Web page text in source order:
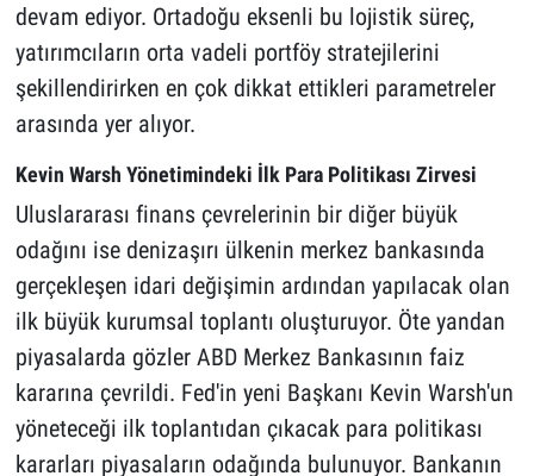
devam ediyor. Ortadoğu eksenli bu lojistik süreç,
yatırımcıların orta vadeli portföy stratejilerini
şekillendirirken en çok dikkat ettikleri parametreler
arasında yer alıyor.
Kevin Warsh Yönetimindeki İlk Para Politikası Zirvesi
Uluslararası finans çevrelerinin bir diğer büyük
odağını ise denizaşırı ülkenin merkez bankasında
gerçekleşen idari değişimin ardından yapılacak olan
ilk büyük kurumsal toplantı oluşturuyor. Öte yandan
piyasalarda gözler ABD Merkez Bankasının faiz
kararına çevrildi. Fed'in yeni Başkanı Kevin Warsh'un
yöneteceği ilk toplantıdan çıkacak para politikası
kararları piyasaların odağında bulunuyor. Bankanın